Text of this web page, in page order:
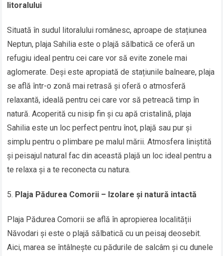
litoralului
Situată în sudul litoralului românesc, aproape de stațiunea
Neptun, plaja Sahilia este o plajă sălbatică ce oferă un
refugiu ideal pentru cei care vor să evite zonele mai
aglomerate. Deși este apropiată de stațiunile balneare, plaja
se află într-o zonă mai retrasă și oferă o atmosferă
relaxantă, ideală pentru cei care vor să petreacă timp în
natură. Acoperită cu nisip fin și cu apă cristalină, plaja
Sahilia este un loc perfect pentru înot, plajă sau pur și
simplu pentru o plimbare pe malul mării. Atmosfera liniștită
și peisajul natural fac din această plajă un loc ideal pentru a
te relaxa și a te reconecta cu natura.
Plaja Pădurea Comorii – Izolare și natură intactă
Plaja Pădurea Comorii se află în apropierea localității
Năvodari și este o plajă sălbatică cu un peisaj deosebit.
Aici, marea se întâlnește cu pădurile de salcâm și cu dunele